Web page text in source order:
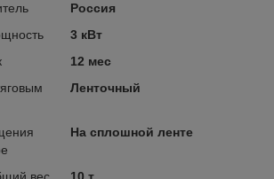
Россия
3 кВт
12 мес
Ленточный
На сплошной ленте